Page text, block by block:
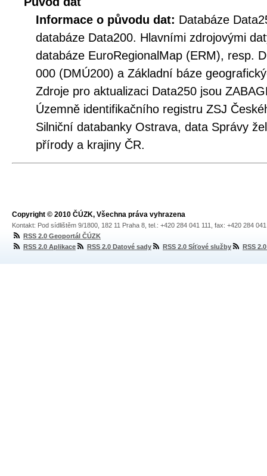
Informace o původu dat: Databáze
databáze Data200. Hlavními zdrojovými
databáze EuroRegionalMap (ERM), resp.
000 (DMÚ200) a Základní báze
Zdroje pro aktualizaci Data250 jsou
Územně identifikačního registru ZSJ
Silniční databanky Ostrava, data Správy
přírody a krajiny ČR.
Copyright © 2010 ČÚZK, Všechna práva vyhrazena
Kontakt: Pod sídlištěm 9/1800, 182 11 Praha 8, tel.: +420 284 041 111, fax: +420 284
RSS 2.0 Geoportál ČÚZK
RSS 2.0 Aplikace
RSS 2.0 Datové sady RSS 2.0 Síťové služby RSS